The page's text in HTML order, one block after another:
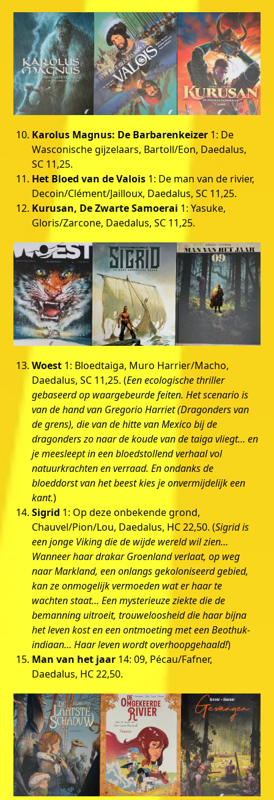
Karolus Magnus: De Barbarenkeizer 1: De
Wasconische gijzelaars, Bartoll/Eon, Daedalus,
SC 11,25.
Het Bloed van de Valois 1: De man van de rivier,
Decoin/Clément/Jailloux, Daedalus, SC 11,25.
Kurusan, De Zwarte Samoerai 1: Yasuke,
Gloris/Zarcone, Daedalus, SC 11,25.
Woest 1: Bloedtaiga, Muro Harrier/Macho,
Daedalus, SC 11,25. (Een ecologische thriller
gebaseerd op waargebeurde feiten. Het scenario is
van de hand van Gregorio Harriet (Dragonders van
de grens), die van de hitte van Mexico bij de
dragonders zo naar de koude van de taiga vliegt… en
je meesleept in een bloedstollend verhaal vol
natuurkrachten en verraad. En ondanks de
bloeddorst van het beest kies je onvermijdelijk een
kant.)
Sigrid 1: Op deze onbekende grond,
Chauvel/Pion/Lou, Daedalus, HC 22,50. (Sigrid is
een jonge Viking die de wijde wereld wil zien…
Wanneer haar drakar Groenland verlaat, op weg
naar Markland, een onlangs gekoloniseerd gebied,
kan ze onmogelijk vermoeden wat er haar te
wachten staat… Een mysterieuze ziekte die de
bemanning uitroeit, trouweloosheid die haar bijna
het leven kost en een ontmoeting met een Beothuk-
indiaan… Haar leven wordt overhoopgehaald!)
Man van het jaar 14: 09, Pécau/Fafner,
Daedalus, HC 22,50.